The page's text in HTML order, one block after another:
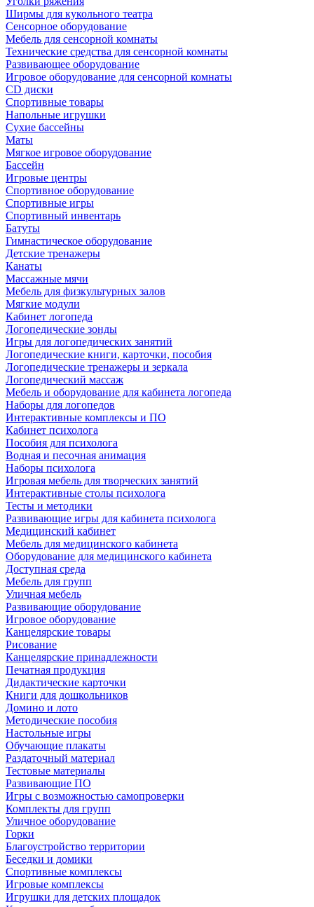
Ширмы для кукольного театра
Сенсорное оборудование
Мебель для сенсорной комнаты
Технические средства для сенсорной комнаты
Развивающее оборудование
Игровое оборудование для сенсорной комнаты
CD диски
Спортивные товары
Напольные игрушки
Сухие бассейны
Маты
Мягкое игровое оборудование
Бассейн
Игровые центры
Спортивное оборудование
Спортивные игры
Спортивный инвентарь
Батуты
Гимнастическое оборудование
Детские тренажеры
Канаты
Массажные мячи
Мебель для физкультурных залов
Мягкие модули
Кабинет логопеда
Логопедические зонды
Игры для логопедических занятий
Логопедические книги, карточки, пособия
Логопедические тренажеры и зеркала
Логопедический массаж
Мебель и оборудование для кабинета логопеда
Наборы для логопедов
Интерактивные комплексы и ПО
Кабинет психолога
Пособия для психолога
Водная и песочная анимация
Наборы психолога
Игровая мебель для творческих занятий
Интерактивные столы психолога
Тесты и методики
Развивающие игры для кабинета психолога
Медицинский кабинет
Мебель для медицинского кабинета
Оборудование для медицинского кабинета
Доступная среда
Мебель для групп
Уличная мебель
Развивающие оборудование
Игровое оборудование
Канцелярские товары
Рисование
Канцелярские принадлежности
Печатная продукция
Дидактические карточки
Книги для дошкольников
Домино и лото
Методические пособия
Настольные игры
Обучающие плакаты
Раздаточный материал
Тестовые материалы
Развивающие ПО
Игры с возможностью самопроверки
Комплекты для групп
Уличное оборудование
Горки
Благоустройство территории
Беседки и домики
Спортивные комплексы
Игровые комплексы
Игрушки для детских площадок